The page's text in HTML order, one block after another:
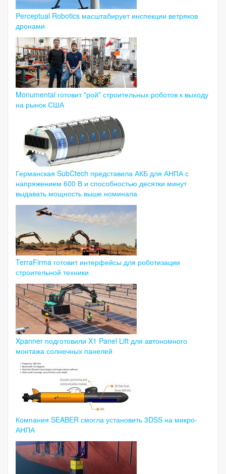
Perceptual Robotics масштабирует инспекции ветряков
дронами
Monumental готовит "рой" строительных роботов к выходу
на рынок США
Германская SubCtech представила АКБ для АНПА с
напряжением 600 В и способностью десятки минут
выдавать мощность выше номинала
TerraFirma готовит интерфейсы для роботизации
строительной техники
Xpanner подготовили X1 Panel Lift для автономного
монтажа солнечных панелей
Компания SEABER смогла установить 3DSS на микро-
АНПА